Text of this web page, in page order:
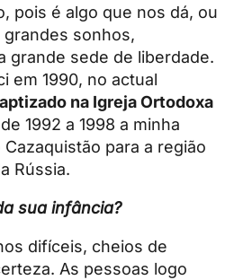
pois é algo que nos dá, ou
sonhos,
grande sede de liberdade.
em 1990, no actual
na Igreja Ortodoxa
1992 a 1998 a minha
para a região
Rússia.
sua infância?
difíceis, cheios de
As pessoas logo